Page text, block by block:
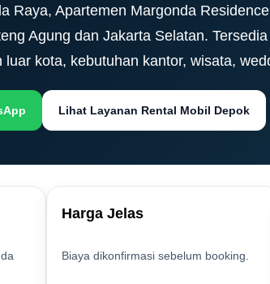
Raya, Apartemen Margonda
Agung dan Jakarta Selatan.
luar kota, kebutuhan kantor, wisata,
Lihat Layanan Rental Mobil Depok
Harga Jelas
Biaya dikonfirmasi sebelum booking.